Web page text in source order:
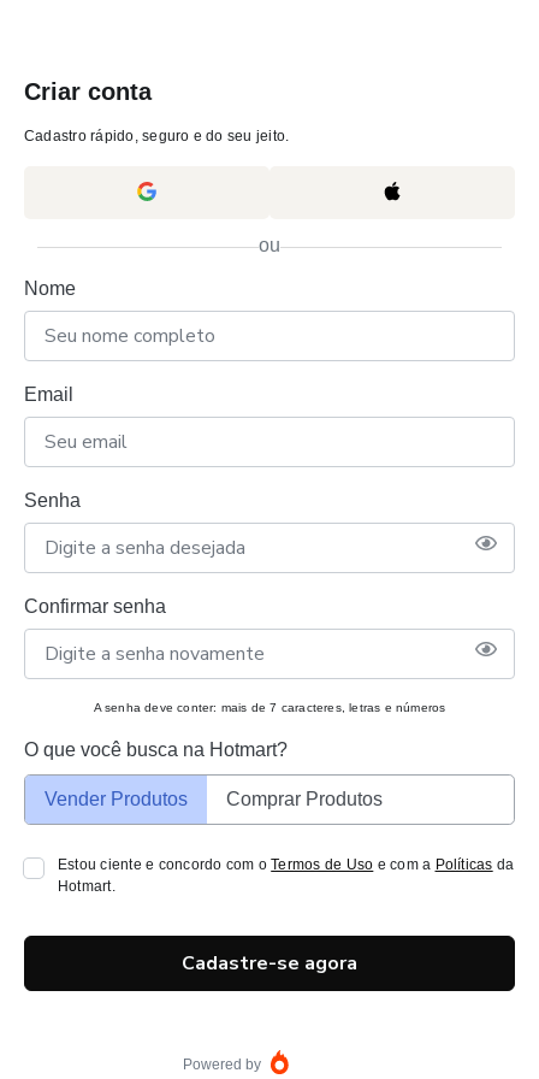
Criar conta
Cadastro rápido, seguro e do seu jeito.
ou
Nome
Email
Senha
Confirmar senha
A senha deve conter: mais de 7 caracteres, letras e números
O que você busca na Hotmart?
Vender Produtos Comprar Produtos
Estou ciente e concordo com oTermos de Uso e com a Políticas da
Hotmart.
Cadastre-se agora
Powered by